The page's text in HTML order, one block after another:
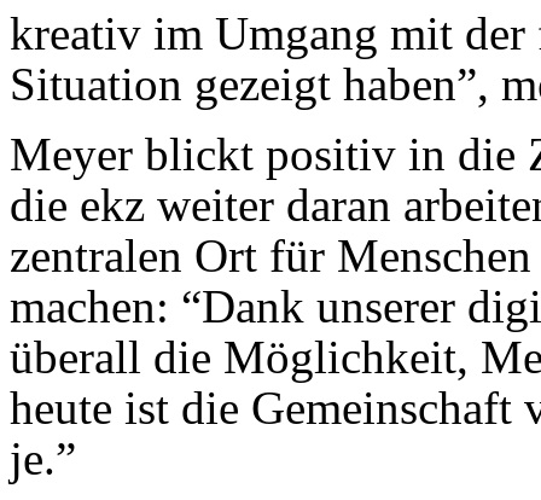
kreativ im Umgang mit
Situation gezeigt haben”,
Meyer blickt positiv in die
die ekz weiter daran
zentralen Ort für
machen: “Dank unserer
überall die Möglichkeit,
heute ist die Gemeinschaft
je.”